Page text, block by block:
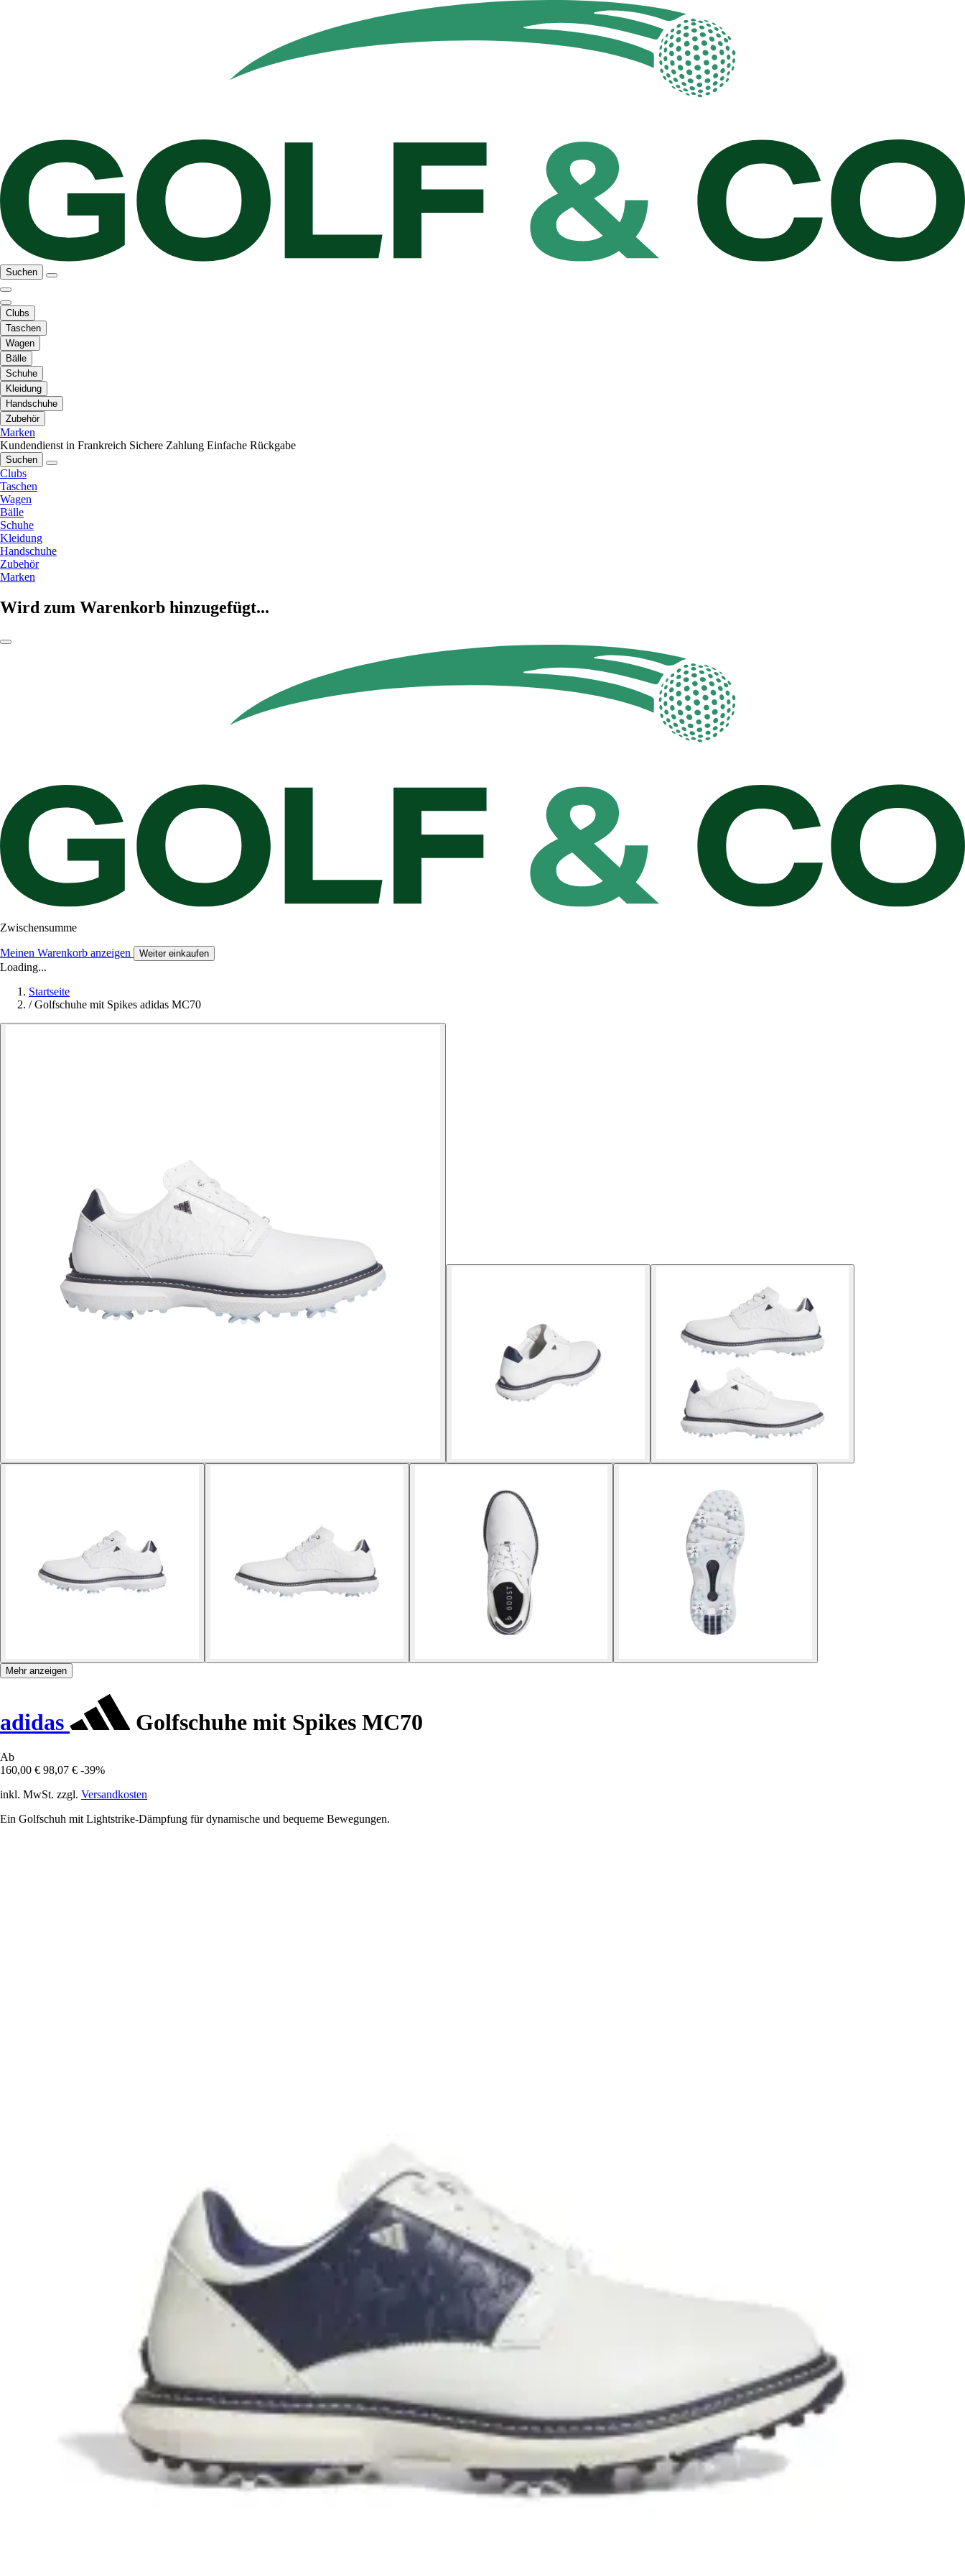
Suchen
Clubs
Taschen
Wagen
Bälle
Schuhe
Kleidung
Handschuhe
Zubehör
Marken
Kundendienst in Frankreich Sichere Zahlung Einfache Rückgabe
Suchen
Clubs
Taschen
Wagen
Bälle
Schuhe
Kleidung
Handschuhe
Zubehör
Marken
Wird zum Warenkorb hinzugefügt...
Zwischensumme
Meinen Warenkorb anzeigen Weiter einkaufen
Loading...
Startseite
/ Golfschuhe mit Spikes adidas MC70
Mehr anzeigen
adidas Golfschuhe mit Spikes MC70
Ab
160,00 € 98,07 € -39%
inkl. MwSt. zzgl. Versandkosten
Ein Golfschuh mit Lightstrike-Dämpfung für dynamische und bequeme Bewegungen.